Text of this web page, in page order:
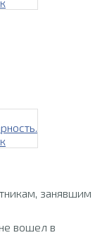
занявшим
вошел в